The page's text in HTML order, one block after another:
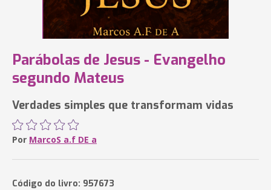
Parábolas de Jesus - Evangelho
segundo Mateus
Verdades simples que transformam vidas
Por MarcoS a.f DE a
Código do livro: 957673